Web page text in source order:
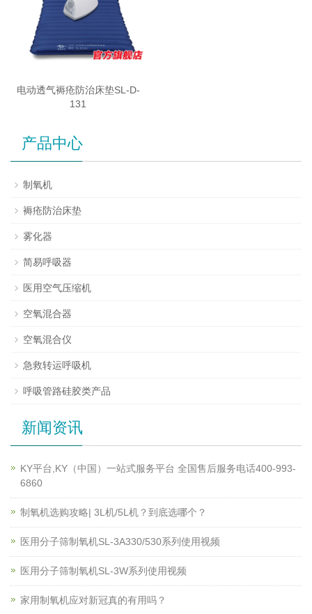
电动透气褥疮防治床垫SL-D-
131
产品中心
制氧机
褥疮防治床垫
雾化器
简易呼吸器
医用空气压缩机
空氧混合器
空氧混合仪
急救转运呼吸机
呼吸管路硅胶类产品
新闻资讯
KY平台,KY（中国）一站式服务平台 全国售后服务电话400-993-
6860
制氧机选购攻略| 3L机/5L机？到底选哪个？
医用分子筛制氧机SL-3A330/530系列使用视频
医用分子筛制氧机SL-3W系列使用视频
家用制氧机应对新冠真的有用吗？